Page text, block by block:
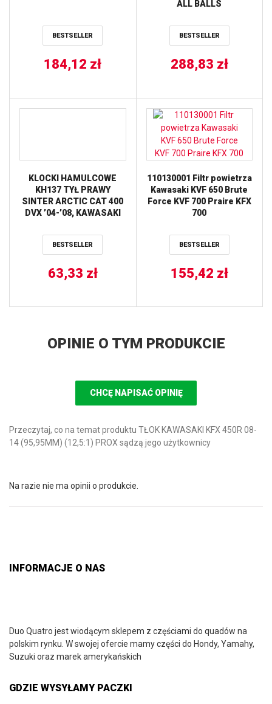
BESTSELLER
184,12 zł
ALL BALLS
BESTSELLER
288,83 zł
KLOCKI HAMULCOWE
KH137 TYŁ PRAWY
SINTER ARCTIC CAT 400
DVX ’04-’08, KAWASAKI
LT-250R ’87-’92, LT-500R
’87-’90, LT-R 450 ’06-’09,
BALLS
BESTSELLER
63,33 zł
110130001 Filtr powietrza
Kawasaki KVF 650 Brute
Force KVF 700 Praire KFX
700
BESTSELLER
155,42 zł
OPINIE O TYM PRODUKCIE
CHCĘ NAPISAĆ OPINIĘ
Przeczytaj, co na temat produktu TŁOK KAWASAKI KFX 450R 08-
14 (95,95MM) (12,5:1) PROX sądzą jego użytkownicy
Na razie nie ma opinii o produkcie.
INFORMACJE O NAS
Duo Quatro jest wiodącym sklepem z częściami do quadów na
polskim rynku. W swojej ofercie mamy części do Hondy, Yamahy,
Suzuki oraz marek amerykańskich
GDZIE WYSYŁAMY PACZKI